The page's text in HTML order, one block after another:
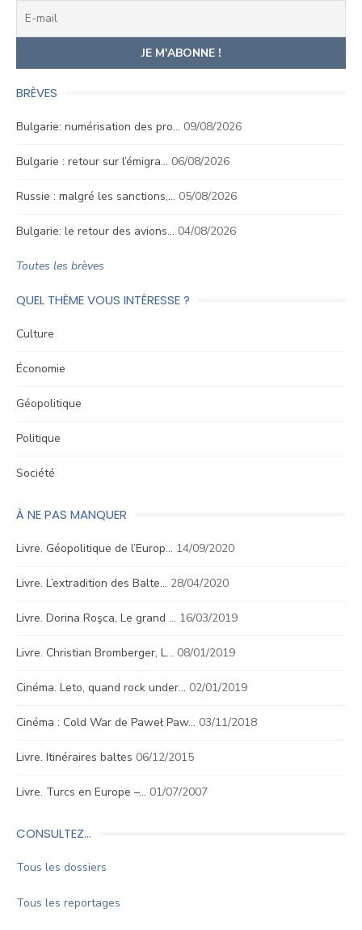
BRÈVES
Bulgarie: numérisation des pro… 09/08/2026
Bulgarie : retour sur l’émigra… 06/08/2026
Russie : malgré les sanctions,… 05/08/2026
Bulgarie: le retour des avions… 04/08/2026
Toutes les brèves
QUEL THÈME VOUS INTÉRESSE ?
Culture
Économie
Géopolitique
Politique
Société
À NE PAS MANQUER
Livre. Géopolitique de l’Europ… 14/09/2020
Livre. L’extradition des Balte… 28/04/2020
Livre. Dorina Roşca, Le grand … 16/03/2019
Livre. Christian Bromberger, L… 08/01/2019
Cinéma. Leto, quand rock under… 02/01/2019
Cinéma : Cold War de Paweł Paw… 03/11/2018
Livre. Itinéraires baltes 06/12/2015
Livre. Turcs en Europe –… 01/07/2007
CONSULTEZ…
Tous les dossiers
Tous les reportages